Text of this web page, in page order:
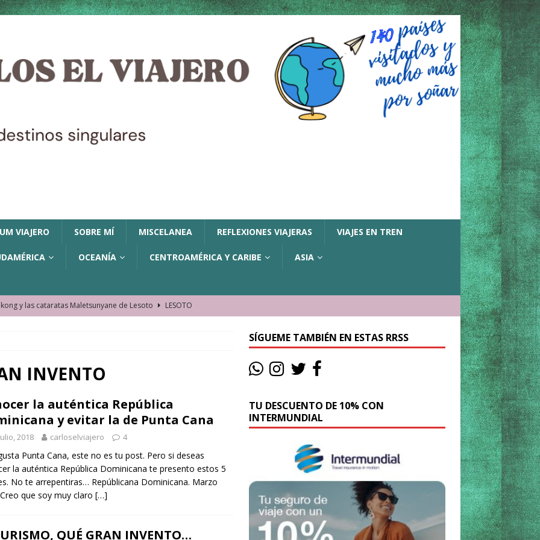
VIAJERO SOBRE MÍ MISCELANEA REFLEXIONES VIAJERAS VIAJES EN TREN
OCEANÍA CENTROAMÉRICA Y CARIBE ASIA
y las cataratas Maletsunyane de Lesoto
LESOTO
los lugares que visitamos o cambiamos nosotros?
La historia de la misteriosa avioneta de la playa
moverse en Seychelles de manera sostenible
El barrio más castizo de Malabo GUINEA ECUATORIAL
INVENTO
la auténtica República
y evitar la de Punta Cana
2018 carloselviajero 4
Punta Cana, este no es tu post. Pero si deseas
la auténtica República Dominicana te presento estos 5
No te arrepentiras… Repúblicana Dominicana. Marzo
que soy muy claro […]
QUÉ GRAN INVENTO…
SÍGUEME TAMBIÉN EN ESTAS RRSS
TU DESCUENTO DE 10% CON
INTERMUNDIAL